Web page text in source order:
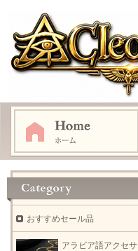
おすすめセール品
アラビア語アクセサ